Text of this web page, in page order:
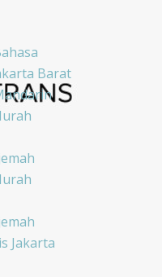
Barat
Jakarta